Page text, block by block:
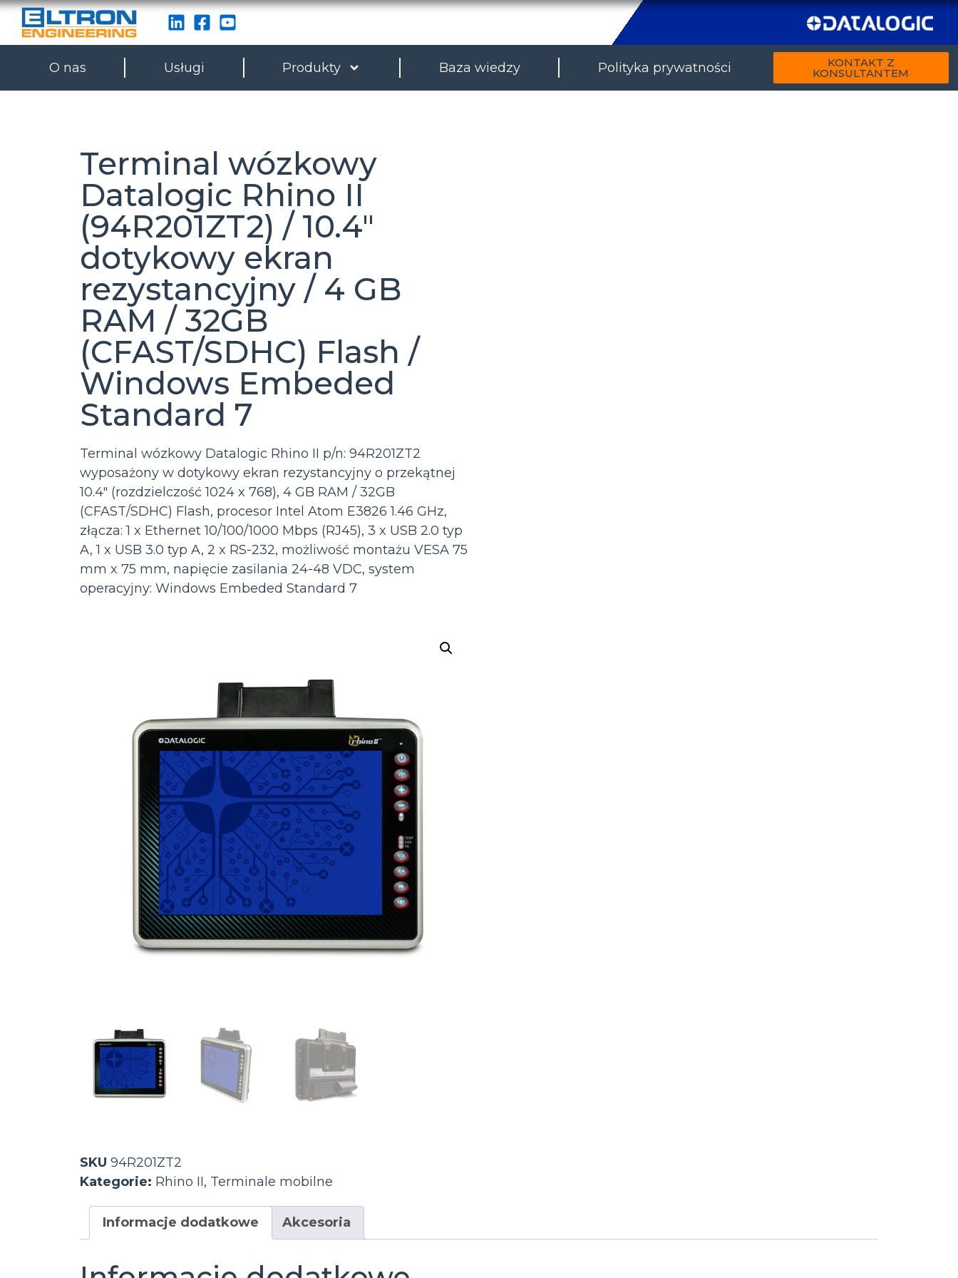
O nas Usługi Produkty Baza wiedzy Polityka prywatności KONTAKT Z
KONSULTANTEM
Terminal wózkowy
Datalogic Rhino II
(94R201ZT2) / 10.4″
dotykowy ekran
rezystancyjny / 4 GB
RAM / 32GB
(CFAST/SDHC) Flash /
Windows Embeded
Standard 7
Terminal wózkowy Datalogic Rhino II p/n: 94R201ZT2
wyposażony w dotykowy ekran rezystancyjny o przekątnej
10.4″ (rozdzielczość 1024 x 768), 4 GB RAM / 32GB
(CFAST/SDHC) Flash, procesor Intel Atom E3826 1.46 GHz,
złącza: 1 x Ethernet 10/100/1000 Mbps (RJ45), 3 x USB 2.0 typ
A, 1 x USB 3.0 typ A, 2 x RS-232, możliwość montażu VESA 75
mm x 75 mm, napięcie zasilania 24-48 VDC, system
operacyjny: Windows Embeded Standard 7
SKU 94R201ZT2
Kategorie: Rhino II, Terminale mobilne
Informacje dodatkowe Akcesoria